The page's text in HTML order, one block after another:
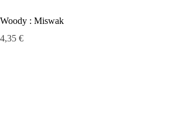
Woody : Miswak
Prix
4,35 €